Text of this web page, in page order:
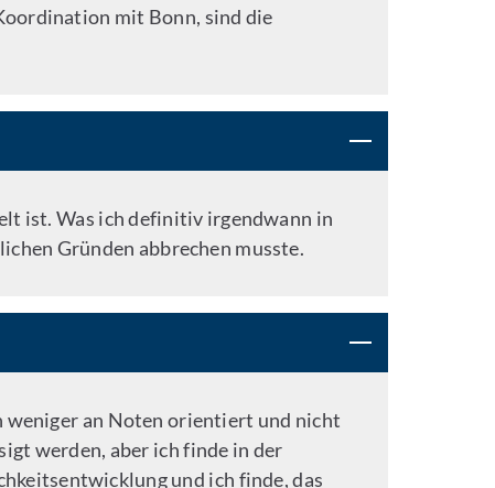
mit Bonn, sind die
ist. Was ich definitiv irgendwann in
Gründen abbrechen musste.
weniger an Noten orientiert und nicht
werden, aber ich finde in der
und ich finde, das